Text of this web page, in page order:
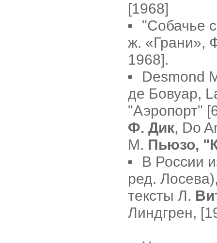
[1968]
"Собачье
ж. «Грани»,
1968].
Desmond
де Бовуар,
"Аэропорт"
Ф. Дик, Do
М. Пьюзо,
В России
ред.
тексты Л.
Линдгрен,